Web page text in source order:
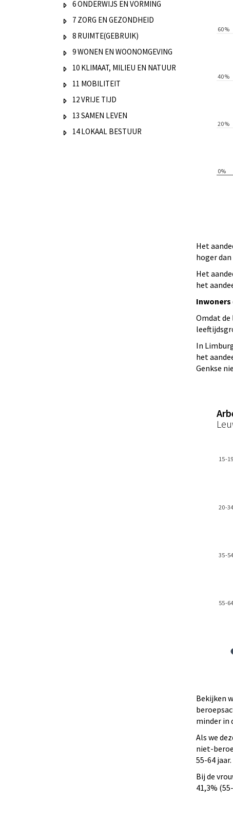
Toon onderliggende thema's 6 ONDERWIJS EN
6 ONDERWIJS EN VORMING
Toon onderliggende thema's 7 ZORG EN
7 ZORG EN GEZONDHEID
Toon onderliggende thema's 8 RUIMTE(GEBRUIK)
8 RUIMTE(GEBRUIK)
Toon onderliggende thema's 9 WONEN EN
9 WONEN EN WOONOMGEVING
Toon onderliggende thema's 10 KLIMAAT, MILIEU EN
10 KLIMAAT, MILIEU EN NATUUR
Toon onderliggende thema's 11 MOBILITEIT
11 MOBILITEIT
Toon onderliggende thema's 12 VRIJE TIJD
12 VRIJE TIJD
Toon onderliggende thema's 13 SAMEN LEVEN
13 SAMEN LEVEN
Toon onderliggende thema's 14 LOKAAL BESTUUR
14 LOKAAL BESTUUR
Het
hoger
Het
het
Inwoners
Omdat de
In
het
Genkse
Bekijken
minder in
Als we
niet-
55-64
Bij de
41,3%